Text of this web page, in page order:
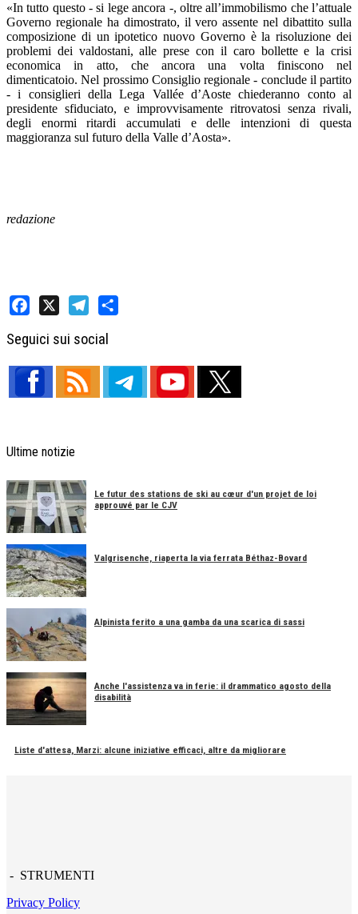
«In tutto questo - si lege ancora -, oltre all’immobilismo che l’attuale
Governo regionale ha dimostrato, il vero assente nel dibattito sulla
composizione di un ipotetico nuovo Governo è la risoluzione dei
problemi dei valdostani, alle prese con il caro bollette e la crisi
economica in atto, che ancora una volta finiscono nel
dimenticatoio. Nel prossimo Consiglio regionale - conclude il partito
- i consiglieri della Lega Vallée d’Aoste chiederanno conto al
presidente sfiduciato, e improvvisamente ritrovatosi senza rivali,
degli enormi ritardi accumulati e delle intenzioni di questa
maggioranza sul futuro della Valle d’Aosta».
redazione
Seguici sui social
Ultime notizie
Le futur des stations de ski au cœur d'un projet de loi
approuvé par le CJV
Valgrisenche, riaperta la via ferrata Béthaz-Bovard
Alpinista ferito a una gamba da una scarica di sassi
Anche l'assistenza va in ferie: il drammatico agosto della
disabilità
Liste d'attesa, Marzi: alcune iniziative efficaci, altre da migliorare
- STRUMENTI
Privacy Policy